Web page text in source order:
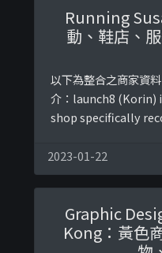
Wave 3樓-以下係相
https://
Running
動、鞋店、
以下為整合之商家資
介：launch8 (Korin)
shop specifically
https://
osts/
2023-01-22
Graphic
Kong：黃色